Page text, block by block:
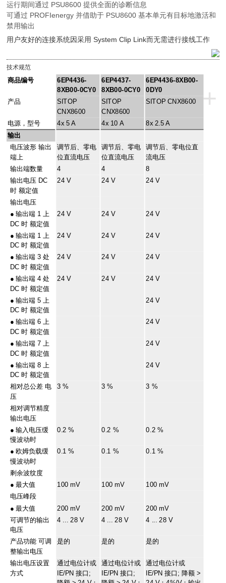
运行期间通过 PSU8600 提供全面的诊断信息
可通过 PROFIenergy 并借助于 PSU8600 基本单元有目标地激活和
禁用输出
用户友好的连接系统因采用 System Clip Link而无需进行接线工作
技术规范
+
商品编号
6EP4436-
8XB00-0CY0
6EP4437-
8XB00-0CY0
6EP4436-8XB00-
0DY0
产品
SITOP
CNX8600
SITOP
CNX8600
SITOP CNX8600
电源，型号 4x 5 A 4x 10 A 8x 2.5 A
输出
电压波形 输出
端上
调节后、零电
位直流电压
调节后、零电
位直流电压
调节后、零电位直
流电压
输出端数量 4 4
8
输出电压 DC
时 额定值
24 V 24 V 24 V
输出电压
●输出端 1 上
DC 时 额定值
24 V 24 V 24 V
●输出端 1 上
DC 时 额定值
24 V 24 V 24 V
●输出端 3 处
DC 时 额定值
24 V 24 V 24 V
●输出端 4 处
DC 时 额定值
24 V 24 V 24 V
●输出端 5 上
DC 时 额定值
24 V
●输出端 6 上
DC 时 额定值
24 V
●输出端 7 上
DC 时 额定值
24 V
●输出端 8 上
DC 时 额定值
24 V
相对总公差 电
压
3 % 3 % 3 %
相对调节精度
输出电压
●输入电压缓
慢波动时
0.2 % 0.2 % 0.2 %
●欧姆负载缓
慢波动时
0.1 % 0.1 % 0.1 %
剩余波纹度
●最大值 100 mV 100 mV
100 mV
电压峰段
●最大值 200 mV 200 mV
200 mV
可调节的输出
电压
4 ... 28 V 4 ... 28 V 4 ... 28 V
产品功能 可调
整输出电压
是的 是的 是的
输出电压设置
方式
通过电位计或
IE/PN 接口;
通过电位计或
IE/PN 接口;
通过电位计或
IE/PN 接口; 降额 >